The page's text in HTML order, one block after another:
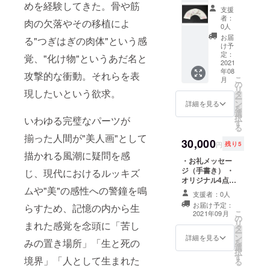
めを経験してきた。骨や筋
肉の欠落やその移植によ
る"つぎはぎの肉体"という感
覚、"化け物"というあだ名と
攻撃的な衝動。それらを表
現したいという欲求。
いわゆる完璧なパーツが
揃った人間が"美人画"として
描かれる風潮に疑問を感
じ、現代におけるルッキズ
ムや"美"の感性への警鐘を鳴
らすため、記憶の内から生
まれた感覚を念頭に「苦し
みの置き場所」「生と死の
境界」「人として生まれた
（手書
き） ・
オリジ
ナル図
柄京和
紙扇子
「夜雀-
yosuzu
me」 ・
オリジ
ナルス
テッ
カー2枚
・限定
公開個
展会場
映像
URL
支援
者：
0人
お届
け予
定：
2021
年08
月
詳細を見る
こ
の
リ
タ
ー
ン
を
選
択
す
る
30,000円 残り5
・お礼メッセー
ジ（手書き） ・
オリジナル4点
セット（ポスト
カード2枚・ス
テッカー2種・T
シャツ・トート
バッグ） ・アク
リル板葉書サイ
ム) ・限定公開個
支援者：0人
お届け予定：
2021年09月
詳細を見る
こ
の
リ
タ
ー
ン
を
選
択
す
る